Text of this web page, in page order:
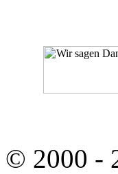
© 2000 -